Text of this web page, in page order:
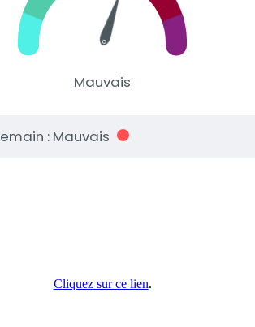
Cliquez sur ce lien.